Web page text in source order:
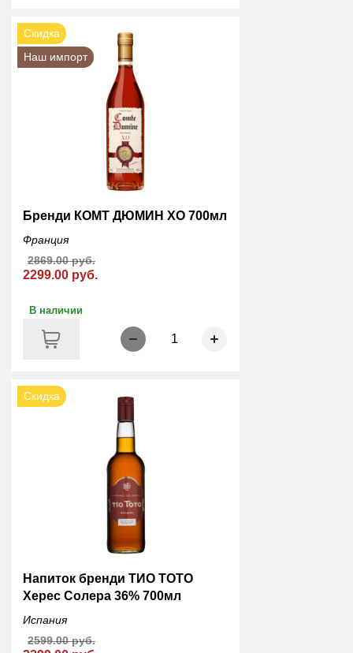
Скидка
Наш импорт
Бренди КОМТ ДЮМИН XO 700мл
Франция
2299.00 руб.
2869.00 руб.
В наличии
1
Скидка
Напиток бренди ТИО ТОТО
Херес Солера 36% 700мл
Испания
2599.00 руб.